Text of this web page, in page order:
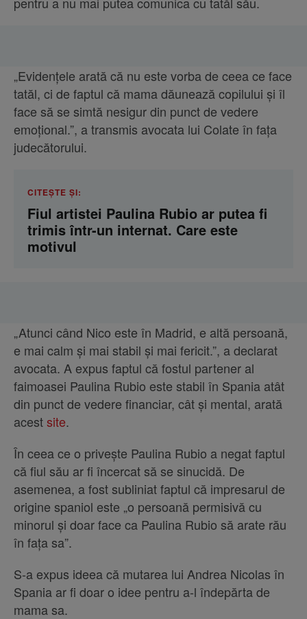
„Evidențele arată că nu este vorba de ceea ce face
tatăl, ci de faptul că mama dăunează copilului și îl
face să se simtă nesigur din punct de vedere
emoțional.”, a transmis avocata lui Colate în fața
judecătorului.
CITEȘTE ȘI:
Fiul artistei Paulina Rubio ar putea fi
trimis într-un internat. Care este
motivul
„Atunci când Nico este în Madrid, e altă persoană,
e mai calm și mai stabil și mai fericit.”, a declarat
avocata. A expus faptul că fostul partener al
faimoasei Paulina Rubio este stabil în Spania atât
din punct de vedere financiar, cât și mental, arată
acestsite.
În ceea ce o privește Paulina Rubio a negat faptul
că fiul său ar fi încercat să se sinucidă. De
asemenea, a fost subliniat faptul că impresarul de
origine spaniol este „o persoană permisivă cu
minorul și doar face ca Paulina Rubio să arate rău
în fața sa”.
S-a expus ideea că mutarea lui Andrea Nicolas în
Spania ar fi doar o idee pentru a-l îndepărta de
mama sa.